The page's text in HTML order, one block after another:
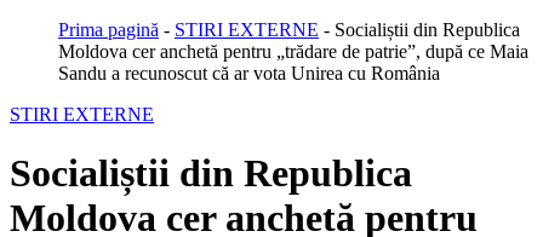
Prima pagină - STIRI EXTERNE - Socialiștii din Republica
Moldova cer anchetă pentru „trădare de patrie”, după ce Maia
Sandu a recunoscut că ar vota Unirea cu România
STIRI EXTERNE
Socialiștii din Republica
Moldova cer anchetă pentru